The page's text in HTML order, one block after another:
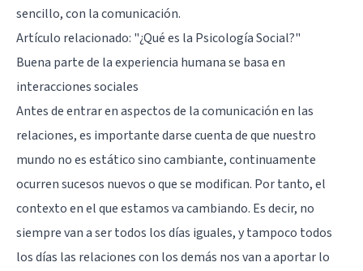
sencillo, con la comunicación.
Artículo relacionado: "¿Qué es la Psicología Social?"
Buena parte de la experiencia humana se basa en
interacciones sociales
Antes de entrar en aspectos de la comunicación en las
relaciones, es importante darse cuenta de que nuestro
mundo no es estático sino cambiante, continuamente
ocurren sucesos nuevos o que se modifican. Por tanto, el
contexto en el que estamos va cambiando. Es decir, no
siempre van a ser todos los días iguales, y tampoco todos
los días las relaciones con los demás nos van a aportar lo